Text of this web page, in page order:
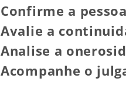
Confirme a
Avalie a
Analise a
Acompanhe o